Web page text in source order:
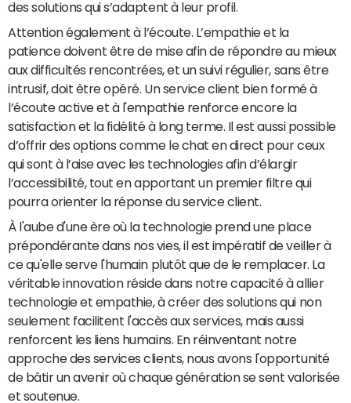
des solutions qui s’adaptent à leur profil.
Attention également à l’écoute. L’empathie et la
patience doivent être de mise afin de répondre au mieux
aux difficultés rencontrées, et un suivi régulier, sans être
intrusif, doit être opéré. Un service client bien formé à
l’écoute active et à l'empathie renforce encore la
satisfaction et la fidélité à long terme. Il est aussi possible
d’offrir des options comme le chat en direct pour ceux
qui sont à l’aise avec les technologies afin d’élargir
l’accessibilité, tout en apportant un premier filtre qui
pourra orienter la réponse du service client.
À l'aube d'une ère où la technologie prend une place
prépondérante dans nos vies, il est impératif de veiller à
ce qu'elle serve l'humain plutôt que de le remplacer. La
véritable innovation réside dans notre capacité à allier
technologie et empathie, à créer des solutions qui non
seulement facilitent l'accès aux services, mais aussi
renforcent les liens humains. En réinventant notre
approche des services clients, nous avons l'opportunité
de bâtir un avenir où chaque génération se sent valorisée
et soutenue.